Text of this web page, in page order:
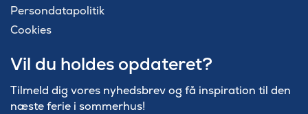
Persondatapolitik
Cookies
Vil du holdes opdateret?
Tilmeld dig vores nyhedsbrev og få inspiration til den
næste ferie i sommerhus!